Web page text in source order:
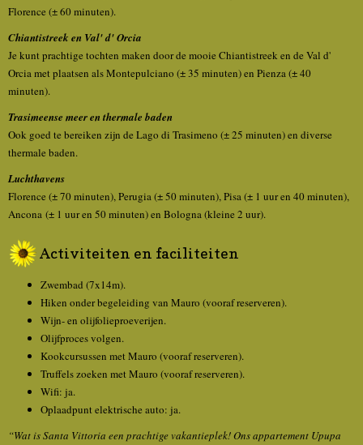
Florence (± 60 minuten).
Chiantistreek en Val' d' Orcia
Je kunt prachtige tochten maken door de mooie Chiantistreek en de Val d'
Orcia met plaatsen als Montepulciano (± 35 minuten) en Pienza (± 40
minuten).
Trasimeense meer en thermale baden
Ook goed te bereiken zijn de Lago di Trasimeno (± 25 minuten) en diverse
thermale baden.
Luchthavens
Florence (± 70 minuten), Perugia (± 50 minuten), Pisa (± 1 uur en 40 minuten),
Ancona (± 1 uur en 50 minuten) en Bologna (kleine 2 uur).
Activiteiten en faciliteiten
Zwembad (7x14m).
Hiken onder begeleiding van Mauro (vooraf reserveren).
Wijn- en olijfolieproeverijen.
Olijfproces volgen.
Kookcursussen met Mauro (vooraf reserveren).
Truffels zoeken met Mauro (vooraf reserveren).
Wifi: ja.
Oplaadpunt elektrische auto: ja.
“Wat is Santa Vittoria een prachtige vakantieplek! Ons appartement Upupa